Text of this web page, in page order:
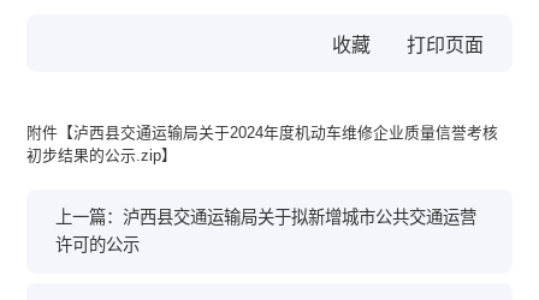
收藏
附件【泸西县交通运输局关于2024年度机动车维修企业质量信誉考核
初步结果的公示.zip】
上一篇：泸西县交通运输局关于拟新增城市公共交通运营
许可的公示